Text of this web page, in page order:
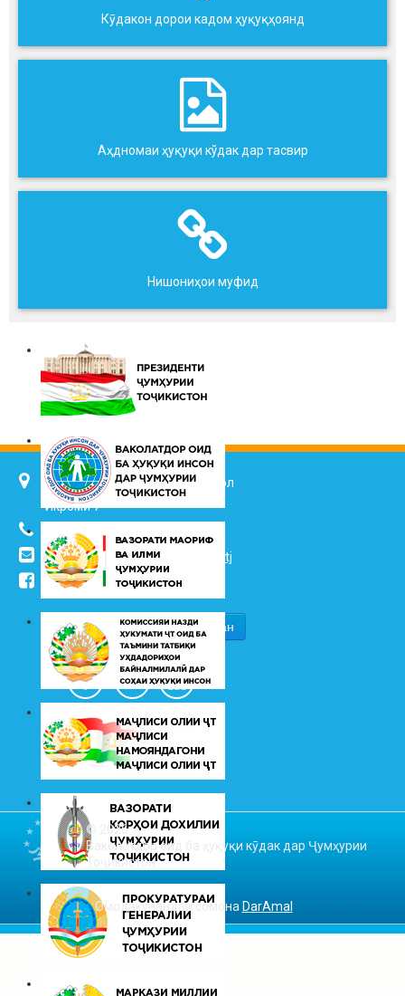
Кӯдакон дорои кадом ҳуқуқҳоянд
Аҳдномаи ҳуқуқи кўдак дар тасвир
Нишониҳои муфид
734025, ш. Душанбе, кӯч. Ҷалол
Икромӣ 7
(+992 37) 2217352
info@vhk.tj
info@ombudsman.tj
/kudakon
© 2026
Ваколатдор оид ба ҳуқуқи кӯдак дар Ҷумҳурии
Тоҷикистон
Омодакунандаи сомона DarAmal